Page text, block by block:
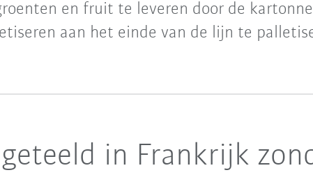
en fruit te leveren door de
aan het einde van de lijn te
in Frankrijk